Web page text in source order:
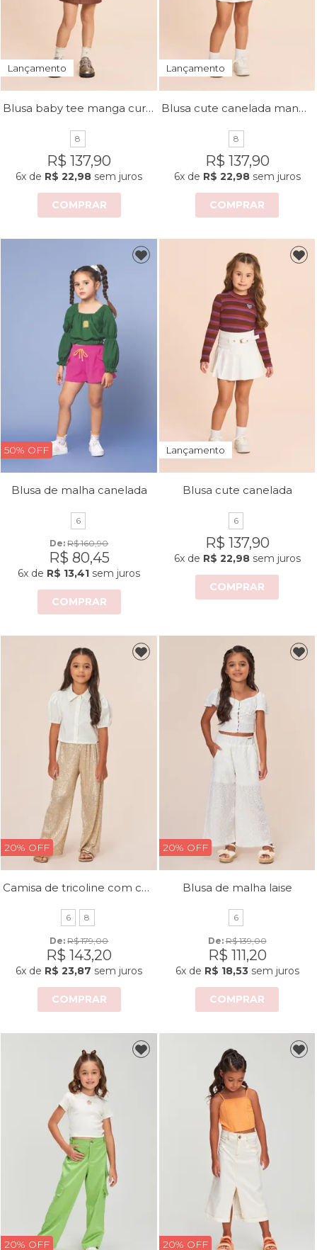
Lançamento
Blusa baby tee manga curta
8
R$ 137,90
6x de R$ 22,98 sem juros
COMPRAR
Lançamento
Blusa cute canelada manga curta
8
R$ 137,90
6xde R$ 22,98sem juros
COMPRAR
50% OFF
Blusa de malha canelada
6
De: R$ 160,90
R$ 80,45
6x de R$ 13,41 sem juros
COMPRAR
Lançamento
Blusa cute canelada
6
R$ 137,90
6xde R$ 22,98sem juros
COMPRAR
20% OFF
Camisa de tricoline com corações de strass na frente
6 8
De: R$ 179,00
R$ 143,20
6x de R$ 23,87 sem juros
COMPRAR
20% OFF
Blusa de malha laise
6
De: R$ 139,00
R$ 111,20
6xde R$ 18,53sem juros
COMPRAR
20% OFF 20% OFF